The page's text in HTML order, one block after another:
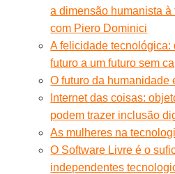
a dimensão humanista
com Piero Dominici
A felicidade
futuro a um futuro sem
O futuro da humanidade
Internet das coisas:
podem trazer inclusão
As mulheres na
O Software Livre é o
independentes